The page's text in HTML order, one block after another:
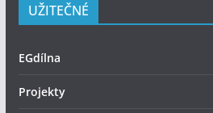
UŽITEČNÉ
EGdílna
Projekty